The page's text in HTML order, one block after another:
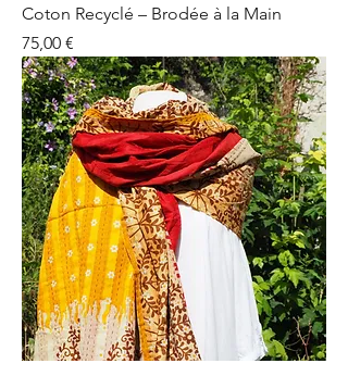
Coton Recyclé – Brodée à la Main
Prix
75,00 €